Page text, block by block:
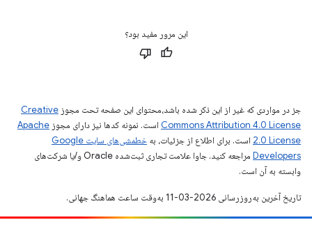
این مرور مفید بود؟
جز در مواردی که غیر از این ذکر شده باشد،‌محتوای این صفحه تحت مجوز Creative
Commons Attribution 4.0 License است. نمونه کدها نیز دارای مجوز Apache
2.0 License است. برای اطلاع از جزئیات، به
خطمشی‌های سایت Google
Developers‏
مراجعه کنید. جاوا علامت تجاری ثبت‌شده Oracle و/یا شرکت‌های
وابسته به آن است.
تاریخ آخرین به‌روزرسانی 2026-03-11 به‌وقت ساعت هماهنگ جهانی.